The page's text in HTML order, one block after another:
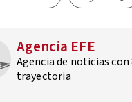
Agencia EFE
Agencia de noticias con
trayectoria